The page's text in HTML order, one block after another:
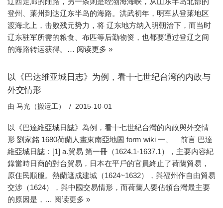
登州、莱州到达辽东半岛的海路。洪武初年，明军从登莱地区
渡海北上，击败残元势力，将 辽东地方纳入明朝治下，而当时
辽东驻军所需的粮食、布匹等后勤物资，也都要通过登辽之间
的海路转运获得。… 阅读更多 »
以《巴达维亚城日志》为例，看十七世纪台湾的内政与
外交情形
由 马光（搬运工） 2015-10-01
以《巴達維亞城日誌》為例，看十七世紀台灣的內政與外交情
形 劉家銘 1680荷蘭人畫東南亞地圖 form wiki 一、 前言 巴達
維亞城日誌：[1] a.貿易 第一冊（1624.1-1637.1），主要內容紀
錄當時日商的對台貿易，日本在平戶的官員終止了荷蘭貿易，
原住民順服。熱蘭遮成建城（1624~1632），與福州作自由貿易
交涉（1624），與中國交易情形，而荷蘭人要佔領台灣最主要
的原因是，… 阅读更多 »